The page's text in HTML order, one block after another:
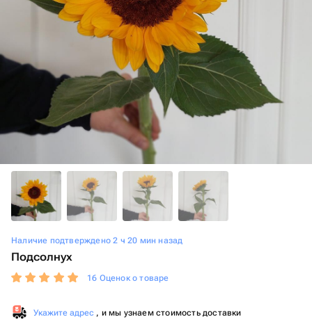
Наличие подтверждено 2 ч 20 мин назад
Подсолнух
16 Оценок о товаре
Укажите адрес , и мы узнаем стоимость доставки